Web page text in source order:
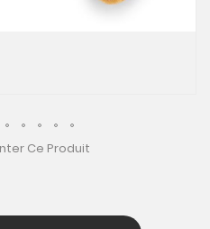
Ce Produit